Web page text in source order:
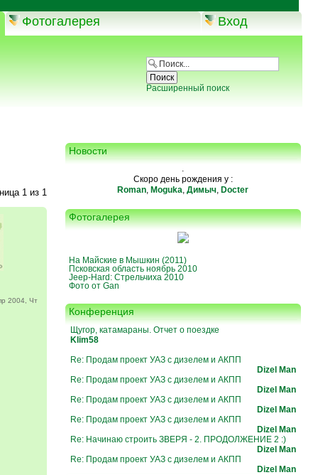
Фотогалерея Вход
Расширенный поиск
1из 1
2004, Чт
Новости
.
Скоро день рождения у :
Roman, Moguka,Димыч, Docter
Фотогалерея
На Майские в Мышкин (2011)
Псковская область ноябрь 2010
Jeep-Hard: Стрельчиха 2010
Фото от Gan
Конференция
Щугор, катамараны. Отчет о поездке
Klim58
Re: Продам проект УАЗ с дизелем и АКПП
Dizel Man
Re: Продам проект УАЗ с дизелем и АКПП
Dizel Man
Re: Продам проект УАЗ с дизелем и АКПП
Dizel Man
Re: Продам проект УАЗ с дизелем и АКПП
Dizel Man
Re: Начинаю строить ЗВЕРЯ - 2. ПРОДОЛЖЕНИЕ 2 :)
Dizel Man
Re: Продам проект УАЗ с дизелем и АКПП
Dizel Man